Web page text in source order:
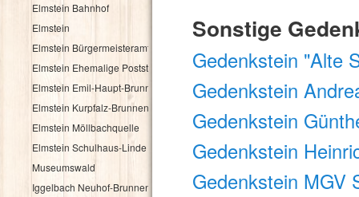
Elmstein Bahnhof
Elmstein
Elmstein Bürgermeisteramt
Elmstein Ehemalige Poststation
Elmstein Emil-Haupt-Brunnen
Elmstein Kurpfalz-Brunnen
Elmstein Möllbachquelle
Elmstein Schulhaus-Linde
Museumswald
Iggelbach Neuhof-Brunnen
Sonstige
Gedenkstein "Alte
Gedenkstein
Gedenkstein
Gedenkstein
Gedenkstein MGV